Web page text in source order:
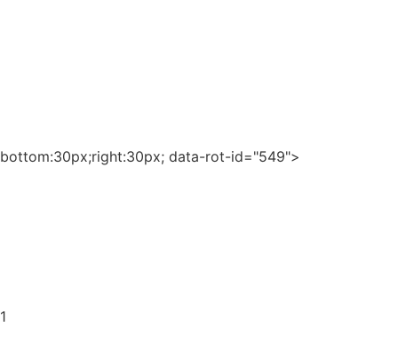
bottom:30px;right:30px; data-rot-id="549">
1